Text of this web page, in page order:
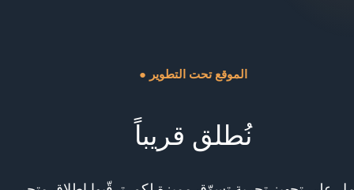
● الموقع تحت التطوير
نُطلق قريباً